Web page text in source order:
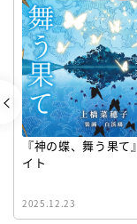
『神の蝶、舞う果て
イト
2025.12.23